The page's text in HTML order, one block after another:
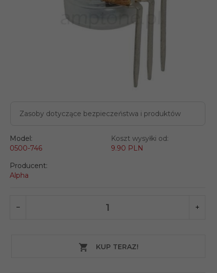
Zasoby dotyczące bezpieczeństwa i produktów
Model:
0500-746
Koszt wysyłki od:
9.90 PLN
Producent:
Alpha
KUP TERAZ!